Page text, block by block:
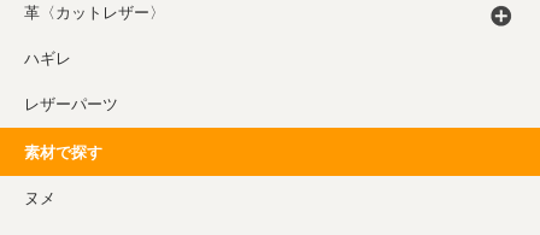
革〈カットレザー〉
ハギレ
レザーパーツ
素材で探す
ヌメ